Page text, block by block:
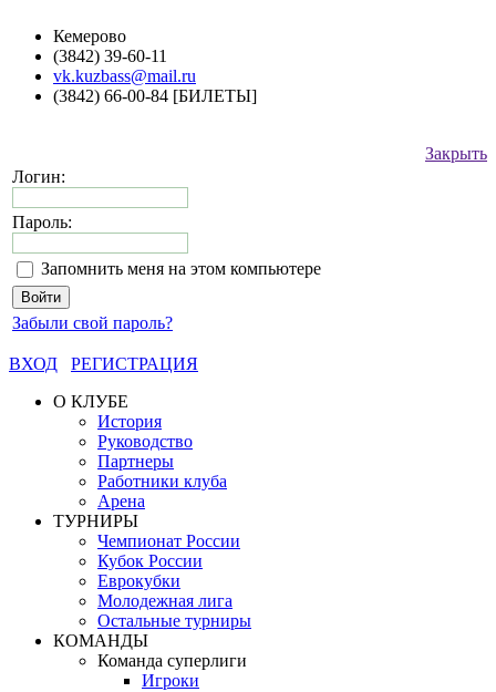
Кемерово
(3842) 39-60-11
vk.kuzbass@mail.ru
(3842) 66-00-84 [БИЛЕТЫ]
Закрыть
Логин:
Пароль:
Запомнить меня на этом компьютере
Забыли свой пароль?
ВХОД
РЕГИСТРАЦИЯ
О КЛУБЕ
История
Руководство
Партнеры
Работники клуба
Арена
ТУРНИРЫ
Чемпионат России
Кубок России
Еврокубки
Молодежная лига
Остальные турниры
КОМАНДЫ
Команда суперлиги
Игроки